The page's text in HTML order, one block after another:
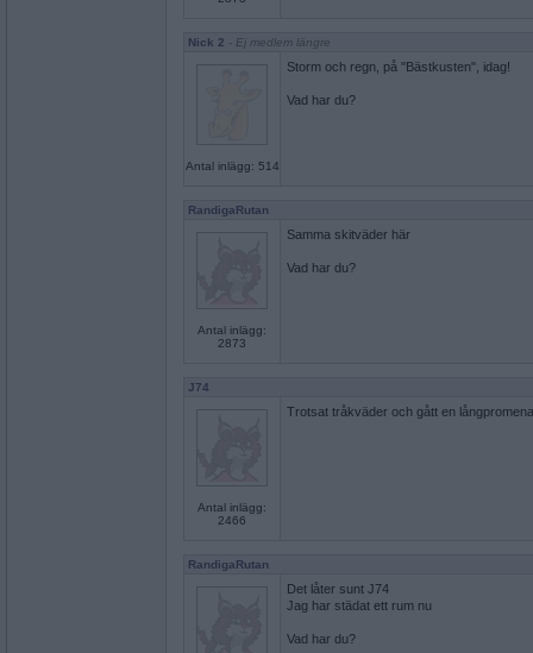
Nick 2 - Ej medlem längre
Antal inlägg: 514
Storm och regn, på "Bästkusten", idag!
Vad har du?
RandigaRutan
Antal inlägg:
2873
Samma skitväder här
Vad har du?
J74
Antal inlägg:
2466
Trotsat tråkväder och gått en
RandigaRutan
Det låter sunt J74
Jag har städat ett rum nu
Vad har du?